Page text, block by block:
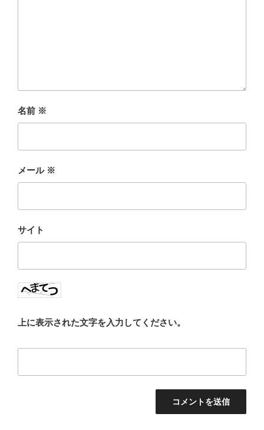
名前 ※
メール ※
サイト
上に表示された文字を入力してください。